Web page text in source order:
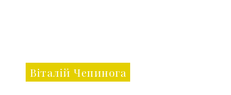
Віталій Чепинога